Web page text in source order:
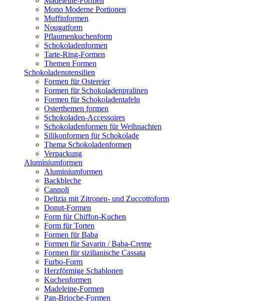
Mono Moderne Portionen
Muffinformen
Nougatform
Pflaumenkuchenform
Schokoladenformen
Tarte-Ring-Formen
Themen Formen
Schokoladenutensilien
Formen für Ostereier
Formen für Schokoladenpralinen
Formen für Schokoladentafeln
Osterthemen formen
Schokoladen-Accessoires
Schokoladenformen für Weihnachten
Silikonformen für Schokolade
Thema Schokoladenformen
Verpackung
Aluminiumformen
Aluminiumformen
Backbleche
Cannoli
Delizia mit Zitronen- und Zuccottoform
Donut-Formen
Form für Chiffon-Kuchen
Form für Torten
Formen für Baba
Formen für Savarin / Baba-Creme
Formen für sizilianische Cassata
Furbo-Form
Herzförmige Schablonen
Kuchenformen
Madeleine-Formen
Pan-Brioche-Formen